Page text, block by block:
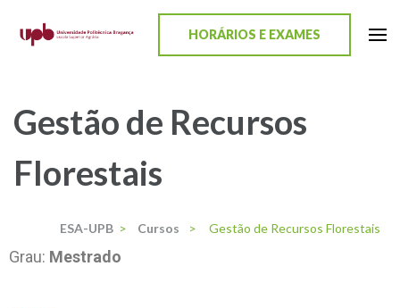
HORÁRIOS E EXAMES
Gestão de Recursos
Florestais
ESA-UPB > Cursos > Gestão de Recursos Florestais
Grau: Mestrado